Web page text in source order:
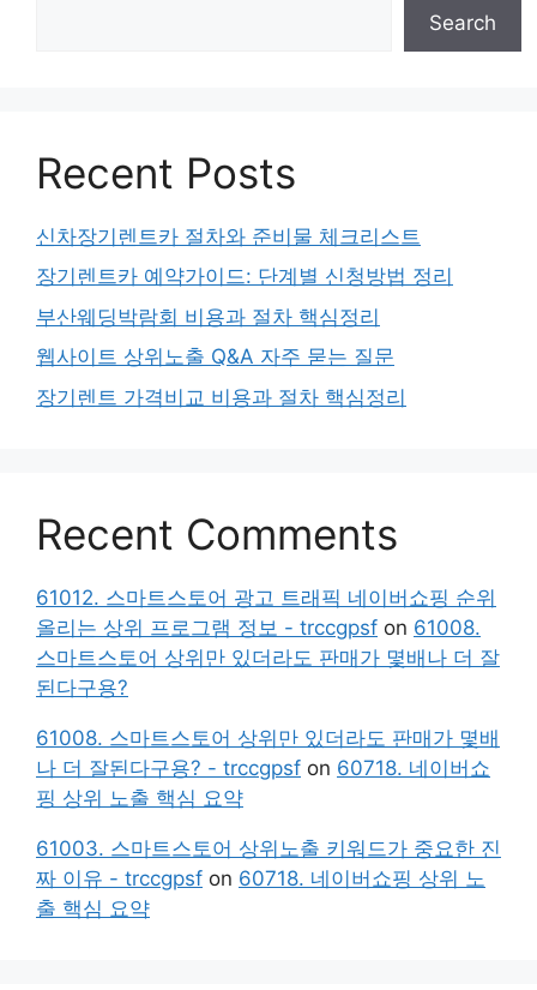
Search
Recent Posts
신차장기렌트카 절차와 준비물 체크리스트
장기렌트카 예약가이드: 단계별 신청방법 정리
부산웨딩박람회 비용과 절차 핵심정리
웹사이트 상위노출 Q&A 자주 묻는 질문
장기렌트 가격비교 비용과 절차 핵심정리
Recent Comments
61012. 스마트스토어 광고 트래픽 네이버쇼핑 순위
올리는 상위 프로그램 정보 - trccgpsf on 61008.
스마트스토어 상위만 있더라도 판매가 몇배나 더 잘
된다구용?
61008. 스마트스토어 상위만 있더라도 판매가 몇배
나 더 잘된다구용? - trccgpsf on 60718. 네이버쇼
핑 상위 노출 핵심 요약
61003. 스마트스토어 상위노출 키워드가 중요한 진
짜 이유 - trccgpsf on 60718. 네이버쇼핑 상위 노
출 핵심 요약